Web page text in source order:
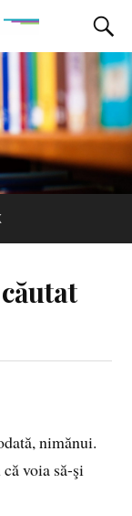
nimănui.
voia să-şi